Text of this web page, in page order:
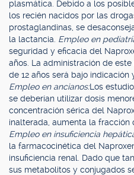
plasmática. Debido a los
los recién nacidos por las
prostaglandinas, se
la lactancia. Empleo en
seguridad y eficacia del
años. La administración de
de 12 años será bajo indicación
Empleo en ancianos:Los
se deberían utilizar dosis
concentración sérica del
inalterada, aumenta la fracción
Empleo en insuficiencia
la farmacocinética del
insuficiencia renal. Dado que
sus metabolitos y conjugados